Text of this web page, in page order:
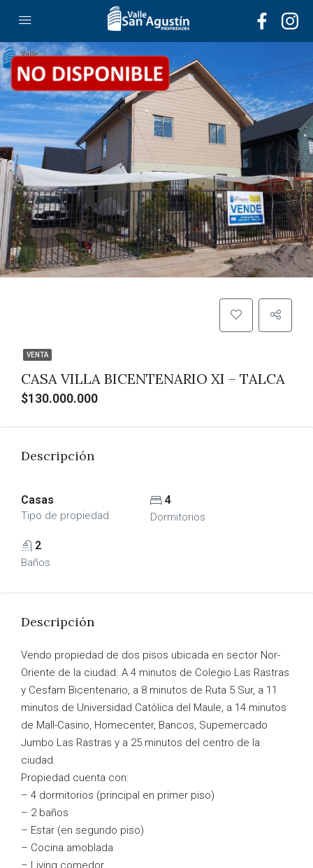
VENTA
CASA VILLA BICENTENARIO XI – TALCA
$130.000.000
Descripción
Casas
Tipo de propiedad
4
Dormitorios
2
Baños
Descripción
Vendo propiedad de dos pisos ubicada en sector Nor-
Oriente de la ciudad. A 4 minutos de Colegio Las Rastras
y Cesfam Bicentenario, a 8 minutos de Ruta 5 Sur, a 11
minutos de Universidad Católica del Maule, a 14 minutos
de Mall-Casino, Homecenter, Bancos, Supemercado
Jumbo Las Rastras y a 25 minutos del centro de la
ciudad.
Propiedad cuenta con:
– 4 dormitorios (principal en primer piso)
– 2 baños
– Estar (en segundo piso)
– Cocina amoblada
– Living comedor